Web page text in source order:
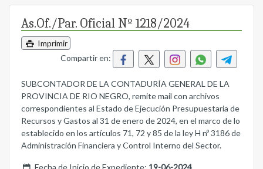
As.Of./Par. Oficial Nº 1218/2024
Imprimir
Compartir en:
SUBCONTADOR DE LA CONTADURÍA GENERAL DE LA
PROVINCIA DE RIO NEGRO, remite mail con archivos
correspondientes al Estado de Ejecución Presupuestaria de
Recursos y Gastos al 31 de enero de 2024, en el marco de lo
establecido en los artículos 71, 72 y 85 de la ley H nº 3186 de
Administración Financiera y Control Interno del Sector.